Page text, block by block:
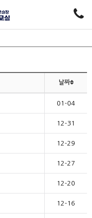
날짜
01-04
12-31
12-29
12-27
12-20
12-16